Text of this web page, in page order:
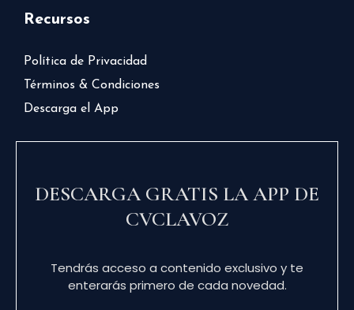
Recursos
Política de Privacidad
Términos & Condiciones
Descarga el App
DESCARGA GRATIS LA APP DE
CVCLAVOZ
Tendrás acceso a contenido exclusivo y te
enterarás primero de cada novedad.